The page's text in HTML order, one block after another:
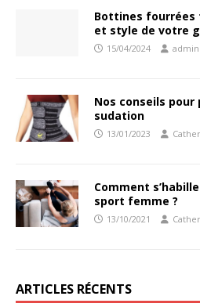
Bottines fourrées
et style de votre
15/04/2024 admin
Nos conseils
sudation
13/01/2023
Comment
sport femme ?
13/10/2021
ARTICLES RÉCENTS